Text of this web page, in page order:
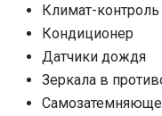
Климат-контроль
Кондиционер
Датчики дождя
Зеркала в